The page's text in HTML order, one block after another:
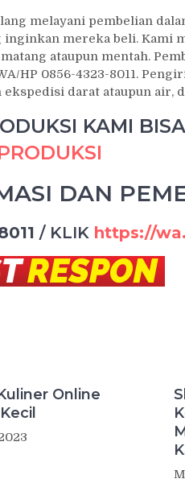
melayani pembelian
mereka beli. Kami
ataupun mentah.
HP 0856-4323-8011.
ekspedisi darat ataupun
KAMI
DAN
/ KLIK https://
Online